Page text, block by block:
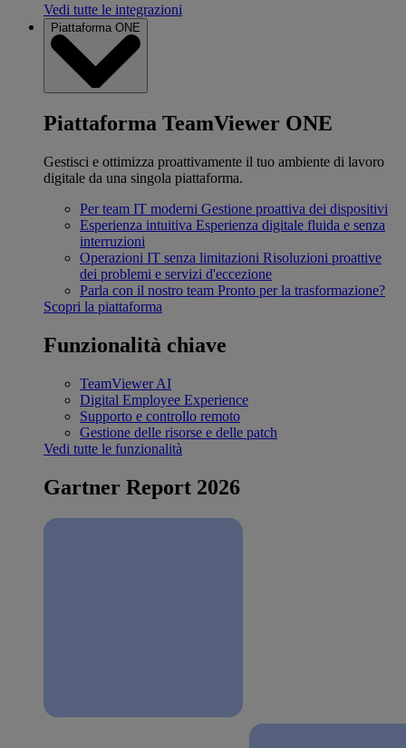
Vedi tutte le integrazioni
Piattaforma ONE
Piattaforma TeamViewer ONE
Gestisci e ottimizza proattivamente il tuo ambiente di lavoro
digitale da una singola piattaforma.
Per team IT moderni Gestione proattiva dei dispositivi
Esperienza intuitiva Esperienza digitale fluida e senza
interruzioni
Operazioni IT senza limitazioni Risoluzioni proattive
dei problemi e servizi d'eccezione
Parla con il nostro team Pronto per la trasformazione?
Scopri la piattaforma
Funzionalità chiave
TeamViewer AI
Digital Employee Experience
Supporto e controllo remoto
Gestione delle risorse e delle patch
Vedi tutte le funzionalità
Gartner Report 2026